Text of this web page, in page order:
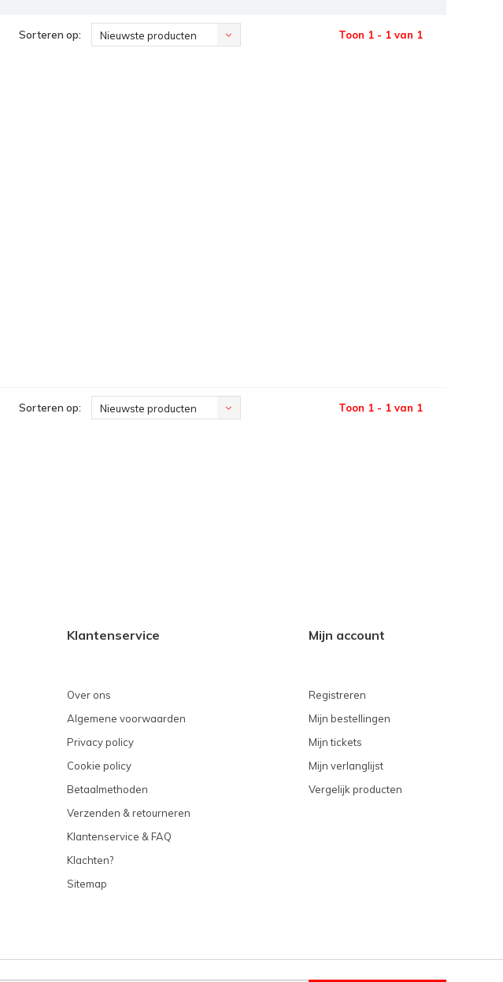
Sorteren op: Nieuwste producten Toon 1 - 1 van 1
Sorteren op: Nieuwste producten Toon 1 - 1 van 1
Klantenservice
Over ons
Algemene voorwaarden
Privacy policy
Cookie policy
Betaalmethoden
Verzenden & retourneren
Klantenservice & FAQ
Klachten?
Sitemap
Mijn account
Registreren
Mijn bestellingen
Mijn tickets
Mijn verlanglijst
Vergelijk producten